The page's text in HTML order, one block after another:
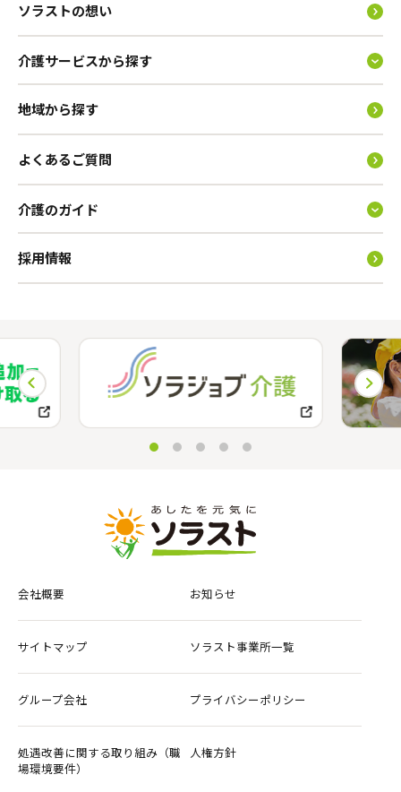
ソラストの想い
介護サービスから探す
地域から探す
よくあるご質問
介護のガイド
採用情報
会社概要 お知らせ
サイトマップ ソラスト事業所一覧
グループ会社 プライバシーポリシー
処遇改善に関する取り組み（職
場環境要件）
人権方針